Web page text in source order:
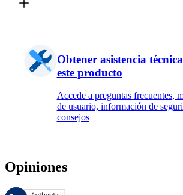
Obtener asistencia
este producto
Accede a preguntas frecuentes,
de usuario, información de
consejos
Opiniones
Estas reseñas las gestiona Bazaarvoice y